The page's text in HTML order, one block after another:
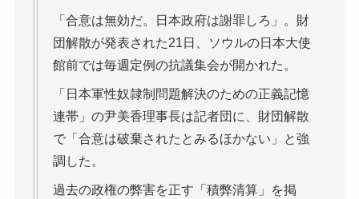
「合意は無効だ。日本政府は謝罪しろ」。財
団解散が発表された21日、ソウルの日本大使
館前では毎週定例の抗議集会が開かれた。
「日本軍性奴隷制問題解決のための正義記憶
連帯」の尹美香理事長は記者団に、財団解散
で「合意は破棄されたとみるほかない」と強
調した。
過去の政権の弊害を正す「積弊清算」を掲